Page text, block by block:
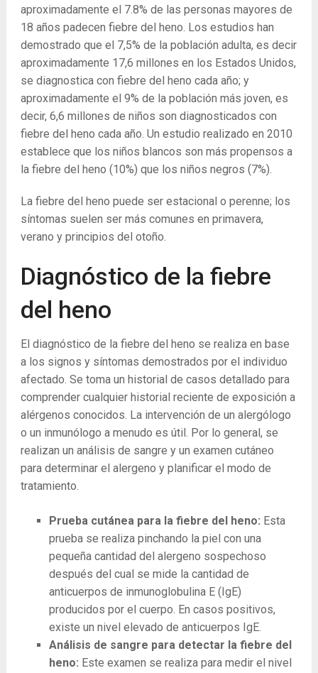
aproximadamente el 7.8% de las personas mayores de
18 años padecen fiebre del heno. Los estudios han
demostrado que el 7,5% de la población adulta, es decir
aproximadamente 17,6 millones en los Estados Unidos,
se diagnostica con fiebre del heno cada año; y
aproximadamente el 9% de la población más joven, es
decir, 6,6 millones de niños son diagnosticados con
fiebre del heno cada año. Un estudio realizado en 2010
establece que los niños blancos son más propensos a
la fiebre del heno (10%) que los niños negros (7%).
La fiebre del heno puede ser estacional o perenne; los
síntomas suelen ser más comunes en primavera,
verano y principios del otoño.
Diagnóstico de la fiebre
del heno
El diagnóstico de la fiebre del heno se realiza en base
a los signos y síntomas demostrados por el individuo
afectado. Se toma un historial de casos detallado para
comprender cualquier historial reciente de exposición a
alérgenos conocidos. La intervención de un alergólogo
o un inmunólogo a menudo es útil. Por lo general, se
realizan un análisis de sangre y un examen cutáneo
para determinar el alergeno y planificar el modo de
tratamiento.
Prueba cutánea para la fiebre del heno: Esta
prueba se realiza pinchando la piel con una
pequeña cantidad del alergeno sospechoso
después del cual se mide la cantidad de
anticuerpos de inmunoglobulina E (IgE)
producidos por el cuerpo. En casos positivos,
existe un nivel elevado de anticuerpos IgE.
Análisis de sangre para detectar la fiebre del
heno: Este examen se realiza para medir el nivel